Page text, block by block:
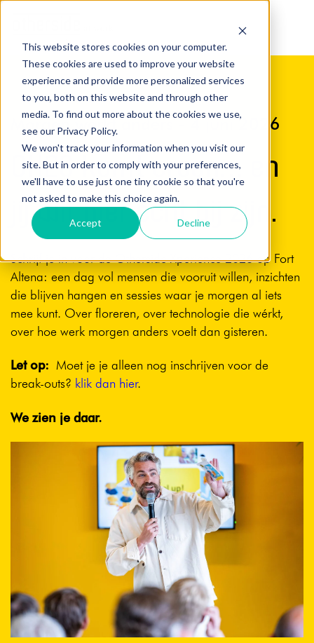
This website stores cookies on your computer.
These cookies are used to improve your website
experience and provide more personalized services
to you, both on this website and through other
media. To find out more about the cookies we use,
see our Privacy Policy.
We won't track your information when you visit our
site. But in order to comply with your preferences,
we'll have to use just one tiny cookie so that you're
not asked to make this choice again.
Accept Decline
Morgen werkt anders - 4 juni 2026
OX26 komt eraan… en
jij wil hier écht bij zijn.
Schrijf je in voor de Otherside Xperience 2026 op Fort
Altena: een dag vol mensen die vooruit willen, inzichten
die blijven hangen en sessies waar je morgen al iets
mee kunt. Over floreren, over technologie die wérkt,
over hoe werk morgen anders voelt dan gisteren.
Let op: Moet je je alleen nog inschrijven voor de
break‑outs? klik dan hier.
We zien je daar.